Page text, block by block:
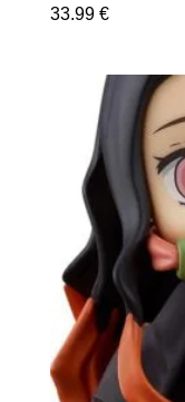
33.99 €